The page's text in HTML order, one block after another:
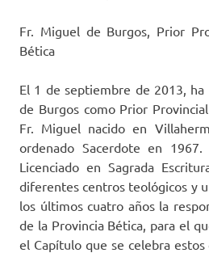
Fr. Miguel de Burgos, Prior
Bética
El 1 de septiembre de 2013,
de Burgos como Prior
Fr. Miguel nacido en
ordenado Sacerdote en
Licenciado en Sagrada
diferentes centros teológicos y
los últimos cuatro años la
de la Provincia Bética, para el
el Capítulo que se celebra